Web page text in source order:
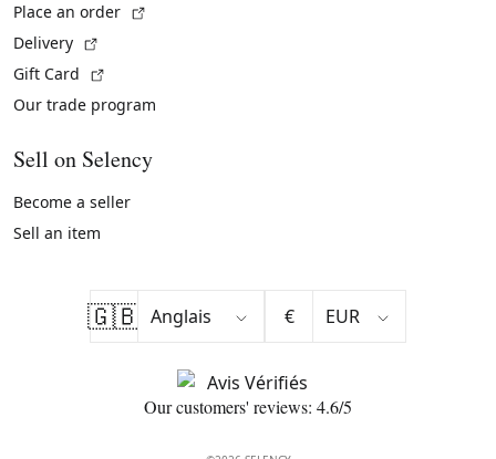
Place an order
Delivery
Gift Card
Our trade program
Sell on Selency
Become a seller
Sell an item
🇬🇧 €
Our customers' reviews: 4.6/5